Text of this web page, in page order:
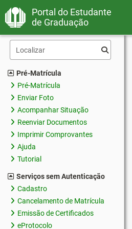
Portal do Estudante
de Graduação
Pré-Matrícula
Pré-Matrícula
Enviar Foto
Acompanhar Situação
Reenviar Documentos
Imprimir Comprovantes
Ajuda
Tutorial
Serviços sem Autenticação
Cadastro
Cancelamento de Matrícula
Emissão de Certificados
eProtocolo